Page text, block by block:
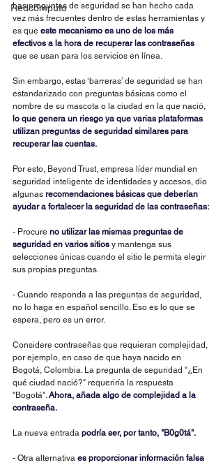
Redcómputo
Las preguntas de seguridad se han hecho cada
vez más frecuentes dentro de estas herramientas y
es que este mecanismo es uno de los más
efectivos a la hora de recuperar las contraseñas
que se usan para los servicios en línea.
Sin embargo, estas ‘barreras’ de seguridad se han
estandarizado con preguntas básicas como el
nombre de su mascota o la ciudad en la que nació,
lo que genera un riesgo ya que varias plataformas
utilizan preguntas de seguridad similares para
recuperar las cuentas.
Por esto, Beyond Trust, empresa líder mundial en
seguridad inteligente de identidades y accesos, dio
algunas recomendaciones básicas que deberían
ayudar a fortalecer la seguridad de las contraseñas:
- Procure no utilizar las mismas preguntas de
seguridad en varios sitios y mantenga sus
selecciones únicas cuando el sitio le permita elegir
sus propias preguntas.
- Cuando responda a las preguntas de seguridad,
no lo haga en español sencillo. Eso es lo que se
espera, pero es un error.
Considere contraseñas que requieran complejidad,
por ejemplo, en caso de que haya nacido en
Bogotá, Colombia. La pregunta de seguridad "¿En
qué ciudad nació?" requeriría la respuesta
"Bogotá". Ahora, añada algo de complejidad a la
contraseña.
La nueva entrada podría ser, por tanto, "B0g0tá".
- Otra alternativa es proporcionar información falsa